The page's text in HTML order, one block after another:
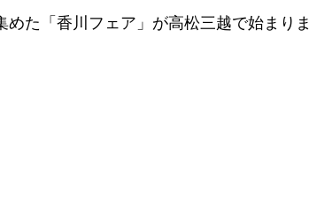
た「香川フェア」が高松三越で始まりま